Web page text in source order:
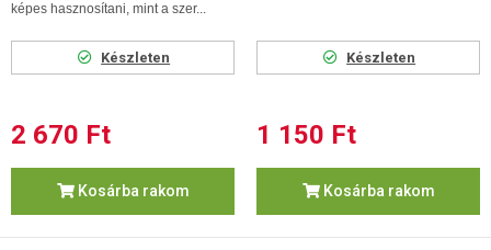
képes hasznosítani, mint a szer...
Készleten
2 670 Ft
Kosárba rakom
Készleten
1 150 Ft
Kosárba rakom